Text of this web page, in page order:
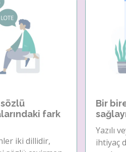
fark
iki dillidir,
Bir
Yazılı
ihtiyaç